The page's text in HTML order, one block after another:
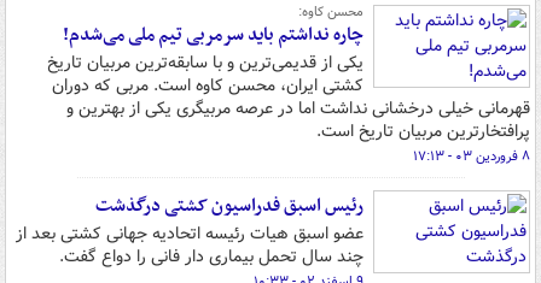
محسن کاوه:
چاره نداشتم باید سرمربی تیم ملی می‌شدم!
یکی از قدیمی‌ترین و با سابقه‌ترین مربیان تاریخ
کشتی ایران، محسن کاوه است. مربی که دوران
قهرمانی خیلی درخشانی نداشت اما در عرصه مربیگری یکی از بهترین و
پرافتخارترین مربیان تاریخ است.
۸ فروردین ۰۳ - ۱۷:۱۳
رئیس اسبق فدراسیون کشتی درگذشت
عضو اسبق هیات رئیسه اتحادیه جهانی کشتی بعد از
چند سال تحمل بیماری دار فانی را دواع گفت.